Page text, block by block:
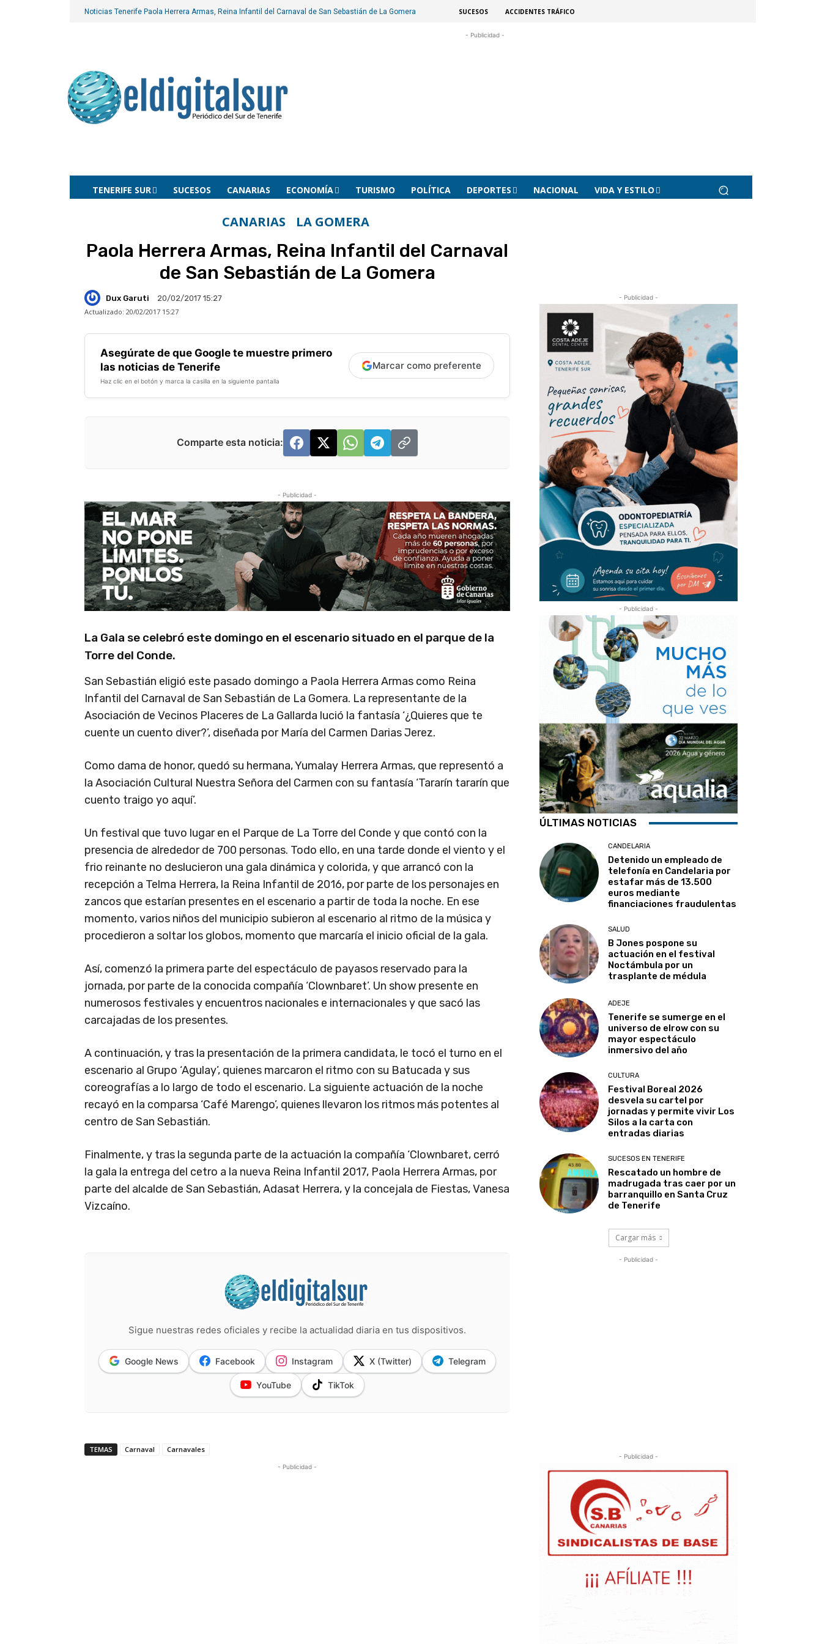
Noticias Tenerife Paola Herrera Armas, Reina Infantil del Carnaval de San Sebastián de La Gomera SUCESOS ACCIDENTES TRÁFICO
- Publicidad -
TENERIFE SUR SUCESOS CANARIAS ECONOMÍA TURISMO POLÍTICA DEPORTES NACIONAL VIDA Y ESTILO
CANARIAS LA GOMERA
Paola Herrera Armas, Reina Infantil del Carnaval
de San Sebastián de La Gomera
Dux Garuti
20/02/2017 15:27
Actualizado: 20/02/2017 15:27
Asegúrate de que Google te muestre primero
las noticias de Tenerife
Haz clic en el botón y marca la casilla en la siguiente pantalla
Marcar como preferente
Comparte esta noticia:
- Publicidad -
La Gala se celebró este domingo en el escenario situado en el parque de la
Torre del Conde.
San Sebastián eligió este pasado domingo a Paola Herrera Armas como Reina
Infantil del Carnaval de San Sebastián de La Gomera. La representante de la
Asociación de Vecinos Placeres de La Gallarda lució la fantasía ‘¿Quieres que te
cuente un cuento diver?’, diseñada por María del Carmen Darias Jerez.
Como dama de honor, quedó su hermana, Yumalay Herrera Armas, que representó a
la Asociación Cultural Nuestra Señora del Carmen con su fantasía ‘Tararín tararín que
cuento traigo yo aquí’.
Un festival que tuvo lugar en el Parque de La Torre del Conde y que contó con la
presencia de alrededor de 700 personas. Todo ello, en una tarde donde el viento y el
frio reinante no deslucieron una gala dinámica y colorida, y que arrancó con la
recepción a Telma Herrera, la Reina Infantil de 2016, por parte de los personajes en
zancos que estarían presentes en el escenario a partir de toda la noche. En ese
momento, varios niños del municipio subieron al escenario al ritmo de la música y
procedieron a soltar los globos, momento que marcaría el inicio oficial de la gala.
Así, comenzó la primera parte del espectáculo de payasos reservado para la
jornada, por parte de la conocida compañía ‘Clownbaret’. Un show presente en
numerosos festivales y encuentros nacionales e internacionales y que sacó las
carcajadas de los presentes.
A continuación, y tras la presentación de la primera candidata, le tocó el turno en el
escenario al Grupo ‘Agulay’, quienes marcaron el ritmo con su Batucada y sus
coreografías a lo largo de todo el escenario. La siguiente actuación de la noche
recayó en la comparsa ‘Café Marengo’, quienes llevaron los ritmos más potentes al
centro de San Sebastián.
Finalmente, y tras la segunda parte de la actuación la compañía ‘Clownbaret, cerró
la gala la entrega del cetro a la nueva Reina Infantil 2017, Paola Herrera Armas, por
parte del alcalde de San Sebastián, Adasat Herrera, y la concejala de Fiestas, Vanesa
Vizcaíno.
Sigue nuestras redes oficiales y recibe la actualidad diaria en tus dispositivos.
Google News Facebook Instagram X (Twitter) Telegram
YouTube TikTok
TEMAS Carnaval Carnavales
- Publicidad -
- Publicidad -
- Publicidad -
ÚLTIMAS NOTICIAS
CANDELARIA
Detenido un empleado de
telefonía en Candelaria por
estafar más de 13.500
euros mediante
financiaciones fraudulentas
SALUD
B Jones pospone su
actuación en el festival
Noctámbula por un
trasplante de médula
ADEJE
Tenerife se sumerge en el
universo de elrow con su
mayor espectáculo
inmersivo del año
CULTURA
Festival Boreal 2026
desvela su cartel por
jornadas y permite vivir Los
Silos a la carta con
entradas diarias
SUCESOS EN TENERIFE
Rescatado un hombre de
madrugada tras caer por un
barranquillo en Santa Cruz
de Tenerife
Cargar más
- Publicidad -
- Publicidad -